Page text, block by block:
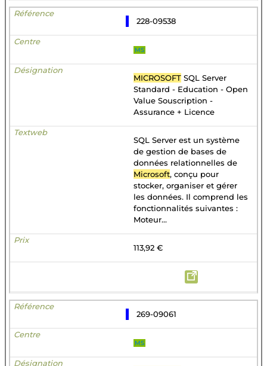
228-09538
MS
MICROSOFT SQL Server
Standard - Education - Open
Value Souscription -
Assurance + Licence
SQL Server est un système
de gestion de bases de
données relationnelles de
Microsoft, conçu pour
stocker, organiser et gérer
les données. Il comprend les
fonctionnalités suivantes :
Moteur...
113,92 €
269-09061
MS